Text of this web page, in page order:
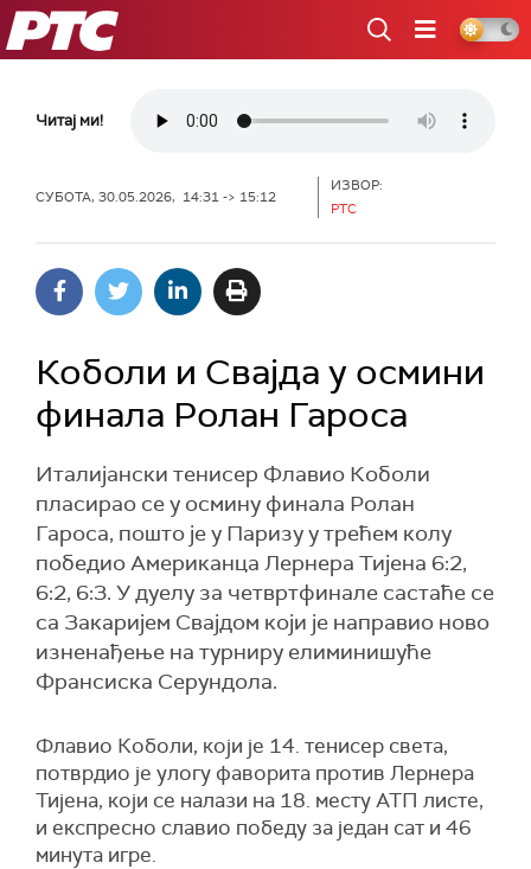
РТС
Читај ми!
СУБОТА, 30.05.2026, 14:31 -> 15:12
ИЗВОР:
РТС
Коболи и Свајда у осмини
финала Ролан Гароса
Италијански тенисер Флавио Коболи
пласирао се у осмину финала Ролан
Гароса, пошто је у Паризу у трећем колу
победио Американца Лернера Тијена 6:2,
6:2, 6:3. У дуелу за четвртфинале састаће се
са Закаријем Свајдом који је направио ново
изненађење на турниру елиминишуће
Франсиска Серундола.
Флавио Коболи, који је 14. тенисер света,
потврдио је улогу фаворита против Лернера
Тијена, који се налази на 18. месту АТП листе,
и експресно славио победу за један сат и 46
минута игре.